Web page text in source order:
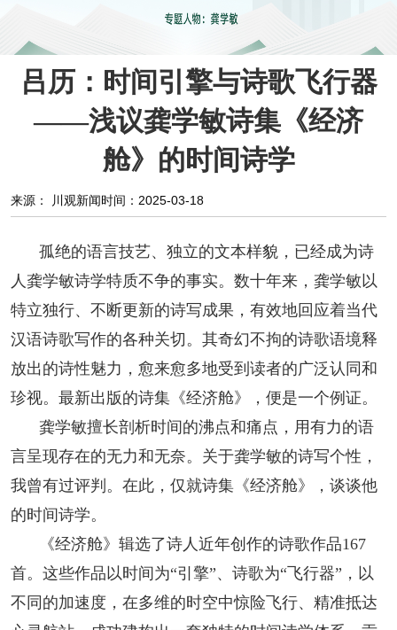
文学动态 作协工作
十百千 网络文学 万千百十
阅读
散文 诗歌
校园文学 其他阅读
新书快讯
服务
入会须知 会员管理 文学奖项 报刊联盟
四川文学 星星诗刊 当代文坛 四川作家报
公告公示
公告公示 讣告 征稿启事 新会员发展名单
人事考试
专题专栏
吕历：时间引擎与诗歌飞行器
——浅议龚学敏诗集《经济
舱》的时间诗学
来源： 川观新闻时间：2025-03-18
孤绝的语言技艺、独立的文本样貌，已经成为诗
人龚学敏诗学特质不争的事实。数十年来，龚学敏以
特立独行、不断更新的诗写成果，有效地回应着当代
汉语诗歌写作的各种关切。其奇幻不拘的诗歌语境释
放出的诗性魅力，愈来愈多地受到读者的广泛认同和
珍视。最新出版的诗集《经济舱》，便是一个例证。
龚学敏擅长剖析时间的沸点和痛点，用有力的语
言呈现存在的无力和无奈。关于龚学敏的诗写个性，
我曾有过评判。在此，仅就诗集《经济舱》，谈谈他
的时间诗学。
《经济舱》辑选了诗人近年创作的诗歌作品167
首。这些作品以时间为“引擎”、诗歌为“飞行器”，以
不同的加速度，在多维的时空中惊险飞行、精准抵达